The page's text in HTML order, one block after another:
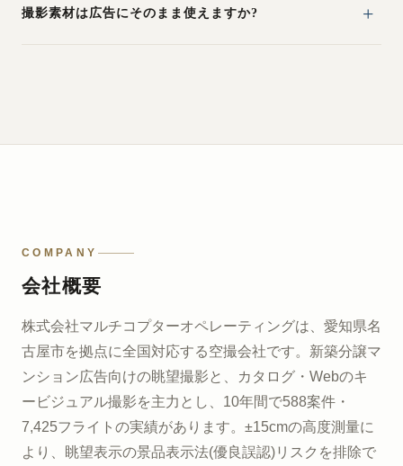
撮影素材は広告にそのまま使えますか?
COMPANY
会社概要
株式会社マルチコプターオペレーティングは、愛知県名
古屋市を拠点に全国対応する空撮会社です。新築分譲マ
ンション広告向けの眺望撮影と、カタログ・Webのキ
ービジュアル撮影を主力とし、10年間で588案件・
7,425フライトの実績があります。±15cmの高度測量に
より、眺望表示の景品表示法(優良誤認)リスクを排除で